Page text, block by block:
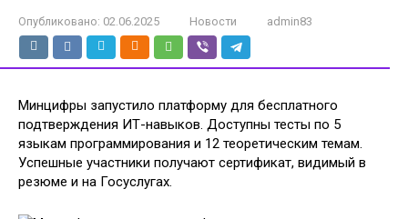
Опубликовано: 02.06.2025 Новости admin83
Минцифры запустило платформу для бесплатного
подтверждения ИТ-навыков. Доступны тесты по 5
языкам программирования и 12 теоретическим темам.
Успешные участники получают сертификат, видимый в
резюме и на Госуслугах.